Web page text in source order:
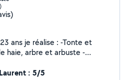
ans je réalise : -Tonte et
: 5/5